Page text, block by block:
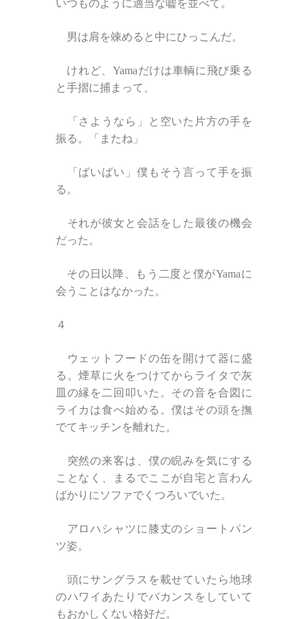
いつものように適当な嘘を並べて。
男は肩を竦めると中にひっこんだ。
けれど、Yamaだけは車輌に飛び乗る
と手摺に捕まって、
「さようなら」と空いた片方の手を
振る。「またね」
「ばいばい」僕もそう言って手を振
る。
それが彼女と会話をした最後の機会
だった。
その日以降、もう二度と僕がYamaに
会うことはなかった。
４
ウェットフードの缶を開けて器に盛
る。煙草に火をつけてからライタで灰
皿の縁を二回叩いた。その音を合図に
ライカは食べ始める。僕はその頭を撫
でてキッチンを離れた。
突然の来客は、僕の睨みを気にする
ことなく、まるでここが自宅と言わん
ばかりにソファでくつろいでいた。
アロハシャツに膝丈のショートパン
ツ姿。
頭にサングラスを載せていたら地球
のハワイあたりでバカンスをしていて
もおかしくない格好だ。